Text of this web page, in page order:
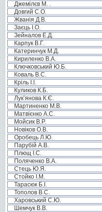
Джемілєв М. .
Довгий С.О.
Жванія Д.В.
Заєць І.О.
Зейналов Е.Д.
Карпук В.Г.
Катеринчук М.Д.
Кириленко В.А.
Ключковський Ю.Б.
Коваль В.С.
Кріль І.І.
Куликов К.Б.
Лук’янова К.Є.
Мартиненко М.В.
Матвієнко А.С.
Мойсик В.Р.
Новіков О.В.
Оробець Л.Ю.
Парубій А.В.
Плющ І.С.
Поляченко В.А.
Стець Ю.Я.
Стойко І.М.
Тарасюк Б.І.
Тополов В.С.
Харовський С.Ю.
Шемчук В.В.